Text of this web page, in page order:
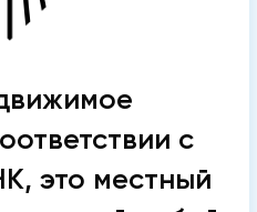
с
это местный